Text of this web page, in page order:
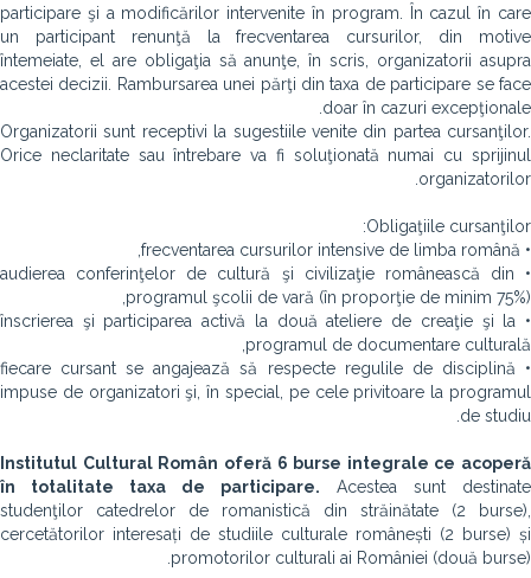
participare şi a modificărilor intervenite în program. În cazul în care
un participant renunţă la frecventarea cursurilor, din motive
întemeiate, el are obligaţia să anunţe, în scris, organizatorii asupra
acestei decizii. Rambursarea unei părţi din taxa de participare se face
doar în cazuri excepţionale.
Organizatorii sunt receptivi la sugestiile venite din partea cursanţilor.
Orice neclaritate sau întrebare va fi soluţionată numai cu sprijinul
organizatorilor.
Obligaţiile cursanţilor:
• frecventarea cursurilor intensive de limba română,
• audierea conferinţelor de cultură şi civilizaţie românească din
programul şcolii de vară (în proporţie de minim 75%),
• înscrierea şi participarea activă la două ateliere de creaţie şi la
programul de documentare culturală,
• fiecare cursant se angajează să respecte regulile de disciplină
impuse de organizatori şi, în special, pe cele privitoare la programul
de studiu.
Institutul Cultural Român oferă 6 burse integrale ce acoperă
în totalitate taxa de participare. Acestea sunt destinate
studenţilor catedrelor de romanistică din străinătate (2 burse),
cercetătorilor interesați de studiile culturale românești (2 burse) și
promotorilor culturali ai României (două burse).